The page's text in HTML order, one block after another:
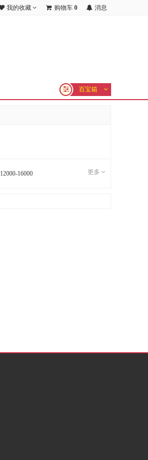
我的收藏 购物车 0 消息
百宝箱
12000-16000 更多